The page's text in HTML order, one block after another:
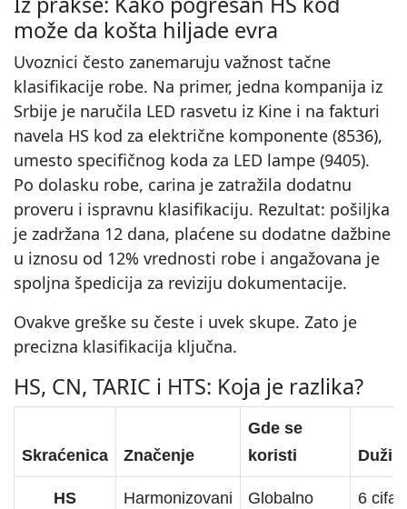
može da košta hiljade evra
Uvoznici često zanemaruju važnost tačne
klasifikacije robe. Na primer, jedna kompanija iz
Srbije je naručila LED rasvetu iz Kine i na fakturi
navela HS kod za električne komponente (8536),
umesto specifičnog koda za LED lampe (9405).
Po dolasku robe, carina je zatražila dodatnu
proveru i ispravnu klasifikaciju. Rezultat: pošiljka
je zadržana 12 dana, plaćene su dodatne dažbine
u iznosu od 12% vrednosti robe i angažovana je
spoljna špedicija za reviziju dokumentacije.
Ovakve greške su česte i uvek skupe. Zato je
precizna klasifikacija ključna.
HS, CN, TARIC i HTS: Koja je razlika?
Skraćenica Značenje
Gde se
koristi
HS
Harmonizovani
Globalno
6